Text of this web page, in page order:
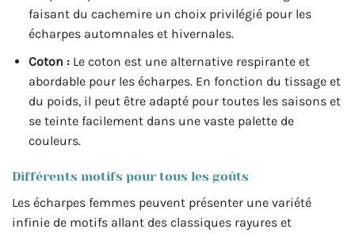
faisant du cachemire un choix privilégié pour les
écharpes automnales et hivernales.
Coton :Le coton est une alternative respirante et
abordable pour les écharpes. En fonction du tissage et
du poids, il peut être adapté pour toutes les saisons et
se teinte facilement dans une vaste palette de
couleurs.
Différents motifs pour tous les goûts
Les écharpes femmes peuvent présenter une variété
infinie de motifs allant des classiques rayures et